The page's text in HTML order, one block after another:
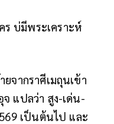
บ่มีพระเคราะห์
จากราศีเมถุนเข้า
จ แปลว่า สูง-เด่น-
เป็นต้นไป และ